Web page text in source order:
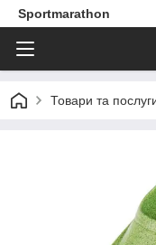
Sportmarathon
Товари та